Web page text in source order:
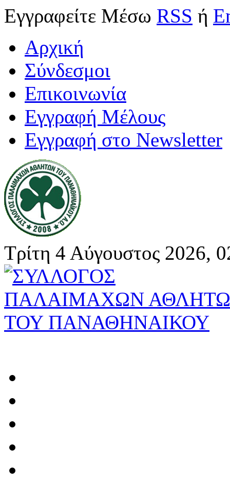
Εγγραφείτε Μέσω RSS ή
Αρχική
Σύνδεσμοι
Επικοινωνία
Εγγραφή Μέλους
Εγγραφή στο Newsletter
Τρίτη 4 Αύγουστος 2026,